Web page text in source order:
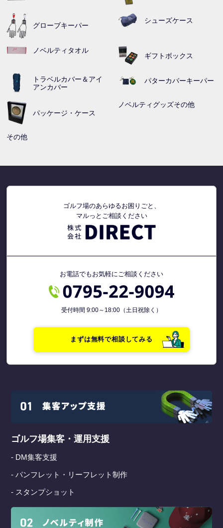
グローブキーパー
シューズケース
ノベルティタオル
ギフトボックス
トラベルカバー＆アイ
アンカバー
パターカバーキーパー
パッケージ・ケース
ノベルティグッズその他
その他
ゴルフ場のあらゆるお困りごと、
マルっとご相談ください
お電話でもお気軽にご相談ください
受付時間 9:00～18:00（土日祝除く）
まずは無料で相談してみる
ゴルフ場集客・運用支援
- DM集客支援
- パンフレット・リーフレット制作
- スタンプショット